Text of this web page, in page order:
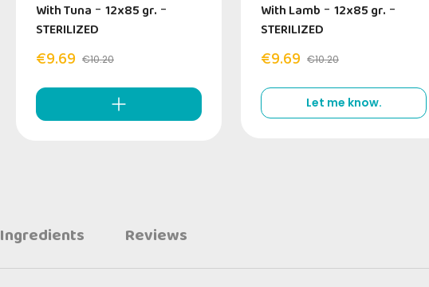
With Tuna - 12x85 gr. -
STERILIZED
€9.69 €10.20
With Lamb - 12x85 gr. -
STERILIZED
€9.69 €10.20
Let me know.
Ingredients Reviews